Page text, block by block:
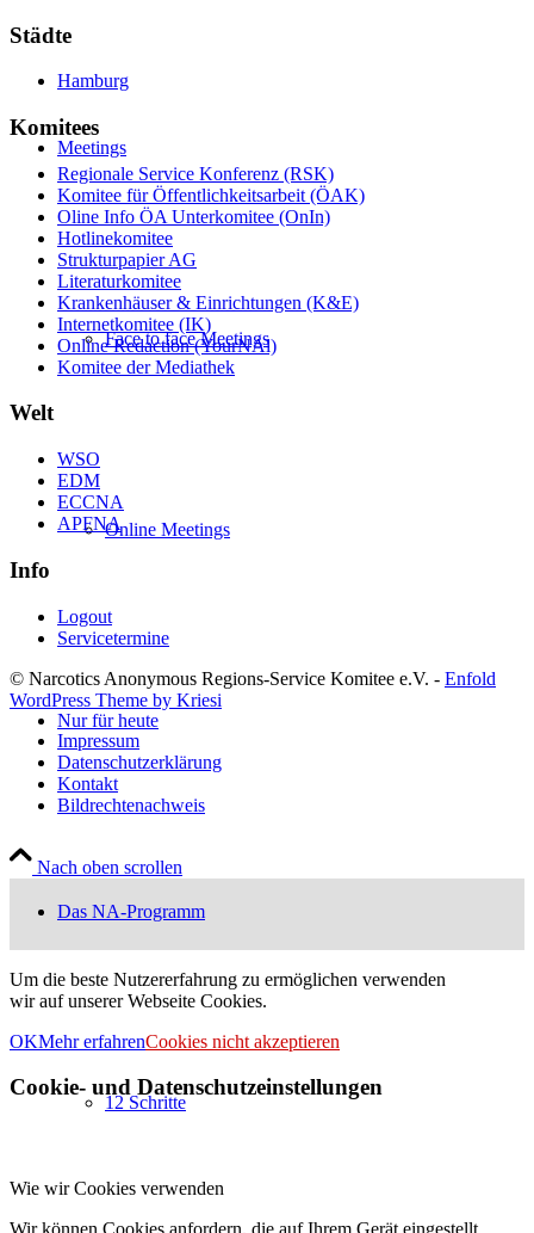
Meetings
Face to face Meetings
Online Meetings
Nur für heute
Das NA-Programm
12 Schritte
Städte
Hamburg
Komitees
Regionale Service Konferenz (RSK)
Komitee für Öffentlichkeitsarbeit (ÖAK)
Oline Info ÖA Unterkomitee (OnIn)
Hotlinekomitee
Strukturpapier AG
Literaturkomitee
Krankenhäuser & Einrichtungen (K&E)
Internetkomitee (IK)
Online Redaction (YourNAl)
Komitee der Mediathek
Welt
WSO
EDM
ECCNA
APFNA
Info
Logout
Servicetermine
© Narcotics Anonymous Regions-Service Komitee e.V. - Enfold
WordPress Theme by Kriesi
Impressum
Datenschutzerklärung
Kontakt
Bildrechtenachweis
Nach oben scrollen
Um die beste Nutzererfahrung zu ermöglichen verwenden
wir auf unserer Webseite Cookies.
OKMehr erfahrenCookies nicht akzeptieren
Cookie- und Datenschutzeinstellungen
Wie wir Cookies verwenden
Wir können Cookies anfordern, die auf Ihrem Gerät eingestellt